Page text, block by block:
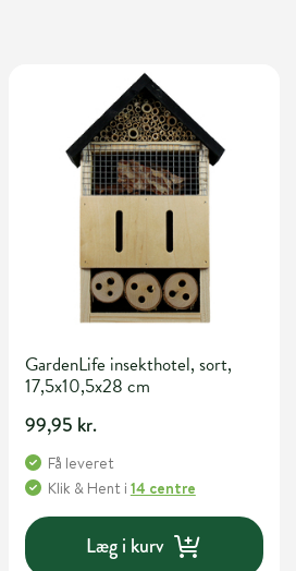
GardenLife insekthotel, sort,
17,5x10,5x28 cm
99,95 kr.
Få leveret
Klik & Hent i 14 centre
Læg i kurv